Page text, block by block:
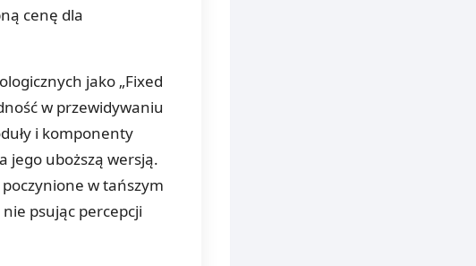
cenę dla
jako „Fixed
w przewidywaniu
i komponenty
a jego uboższą wersją.
w tańszym
psując percepcji